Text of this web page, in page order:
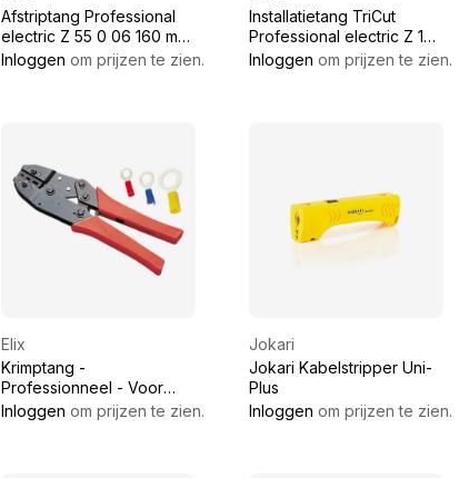
Afstriptang Professional
electric Z 55 0 06 160 mm
Professional electric
Inloggen om prijzen te zien.
Installatietang TriCut
Professional electric Z 14 1
06 170 mm Professional
Inloggen om prijzen te zien.
Elix
Krimptang -
Professionneel - Voor
genorm aliseerde kleuren
Inloggen om prijzen te zien.
Jokari
Jokari Kabelstripper Uni-
Plus
Inloggen om prijzen te zien.